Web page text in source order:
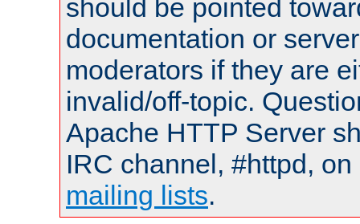
should be pointed
documentation or
moderators if they are
invalid/off-topic.
Apache HTTP Server
IRC channel, #httpd,
mailing lists.